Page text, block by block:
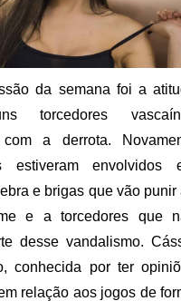
da semana foi a
torcedores
com a derrota.
estiveram envolvidos
e brigas que vão punir
e a torcedores que
desse vandalismo.
conhecida por ter
relação aos jogos de